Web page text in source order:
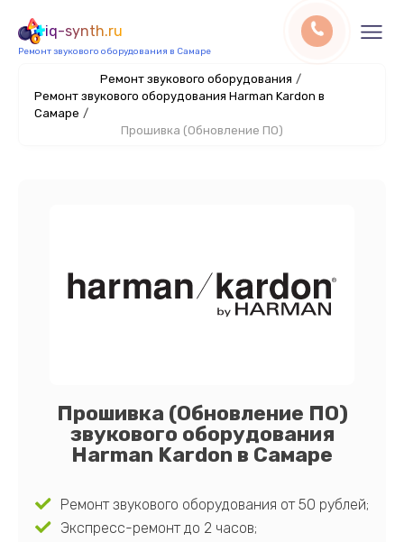
iq-synth.ru
Ремонт звукового оборудования в Самаре
Ремонт звукового оборудования /
Ремонт звукового оборудования Harman Kardon в
Самаре /
Прошивка (Обновление ПО)
Прошивка (Обновление ПО)
звукового оборудования
Harman Kardon в Самаре
Ремонт звукового оборудования от 50 рублей;
Экспресс-ремонт до 2 часов;